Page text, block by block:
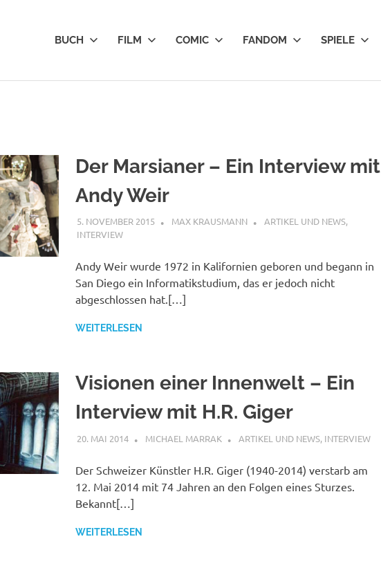
BUCH FILM COMIC FANDOM SPIELE
Der Marsianer – Ein Interview mit
Andy Weir
5. NOVEMBER 2015 MAX KRAUSMANN ARTIKEL UND NEWS,
INTERVIEW
Andy Weir wurde 1972 in Kalifornien geboren und begann in
San Diego ein Informatikstudium, das er jedoch nicht
abgeschlossen hat.[…]
WEITERLESEN
Visionen einer Innenwelt – Ein
Interview mit H.R. Giger
20. MAI 2014 MICHAEL MARRAK ARTIKEL UND NEWS, INTERVIEW
Der Schweizer Künstler H.R. Giger (1940-2014) verstarb am
12. Mai 2014 mit 74 Jahren an den Folgen eines Sturzes.
Bekannt[…]
WEITERLESEN